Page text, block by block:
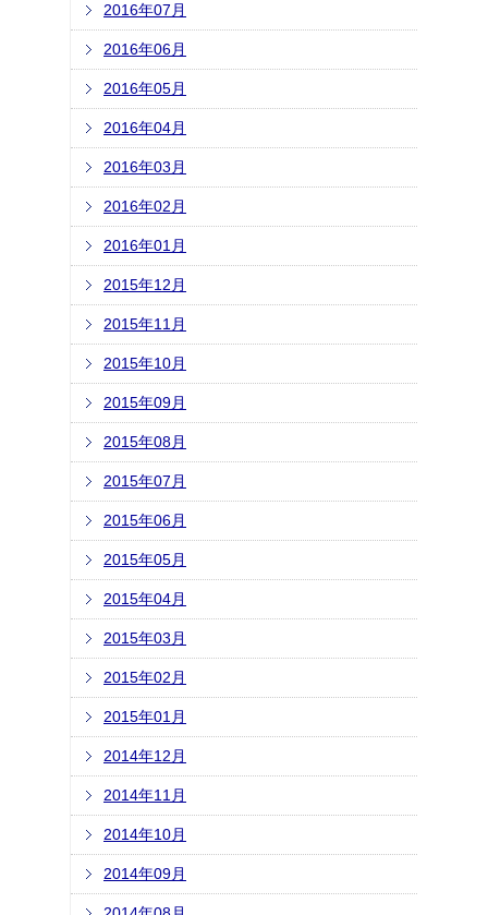
2016年07月
2016年06月
2016年05月
2016年04月
2016年03月
2016年02月
2016年01月
2015年12月
2015年11月
2015年10月
2015年09月
2015年08月
2015年07月
2015年06月
2015年05月
2015年04月
2015年03月
2015年02月
2015年01月
2014年12月
2014年11月
2014年10月
2014年09月